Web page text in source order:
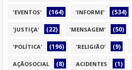
'EVENTOS' (164) 'INFORME' (534)
'JUSTIÇA' (22) 'MENSAGEM' (50)
'POLÍTICA' (196) 'RELIGIÃO' (9)
AÇÃOSOCIAL (8) ACIDENTES (1)